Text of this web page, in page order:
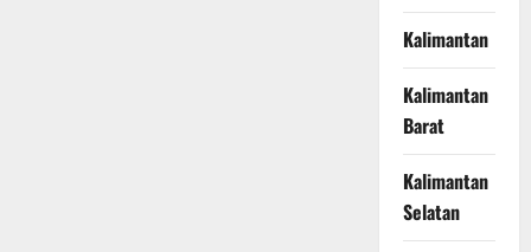
Kalimantan
Kalimantan
Barat
Kalimantan
Selatan